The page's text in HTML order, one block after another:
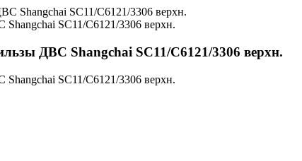
SC11/C6121/3306 верхн.
ДВС Shangchai SC11/C6121/3306 верхн.
SC11/C6121/3306 верхн.